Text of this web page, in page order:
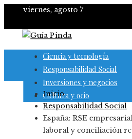
viernes, agosto 7
Ciencia y tecnología
Responsabilidad Social
Inversiones y negocios
Cultura y ocio
Inicio
Responsabilidad Social
España: RSE
laboral y conciliación